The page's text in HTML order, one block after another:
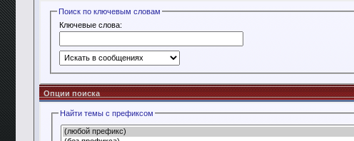
Поиск по ключевым словам
Ключевые слова:
Опции поиска
Найти темы с префиксом